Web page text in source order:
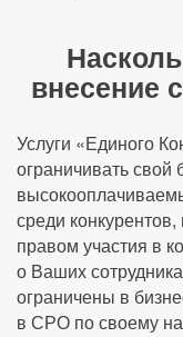
внесение
Услуги «Единого
ограничивать свой
среди
правом участия в
о Ваших
ограничены в
в СРО по своему